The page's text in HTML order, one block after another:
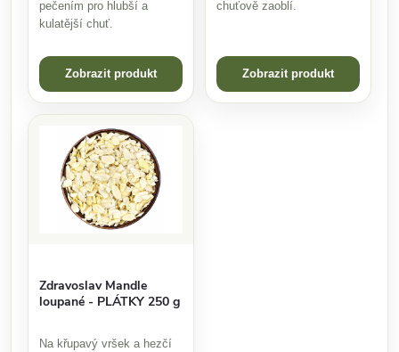
pečením pro hlubší a
kulatější chuť.
Zobrazit produkt
chuťově zaoblí.
Zobrazit produkt
Zdravoslav Mandle
loupané - PLÁTKY 250 g
Na křupavý vršek a hezčí